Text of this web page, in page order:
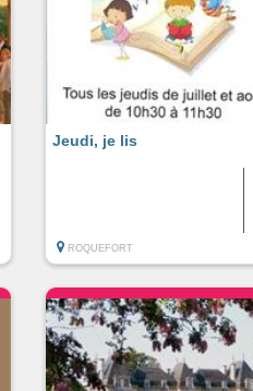
Jeudi, je lis
ROQUEFORT